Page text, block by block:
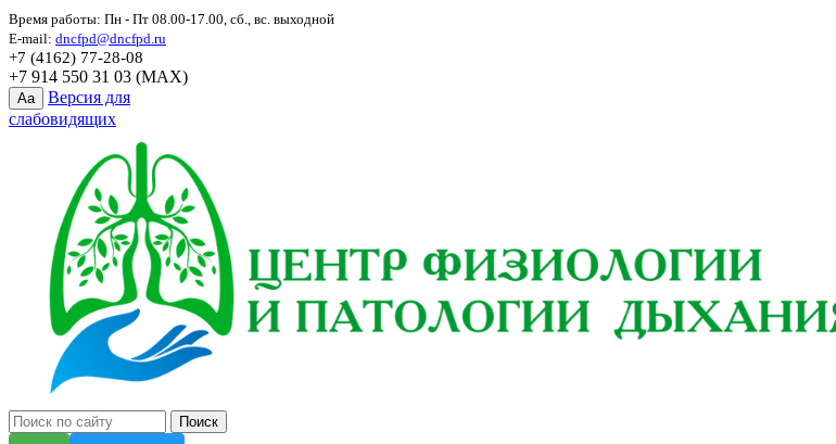
Время работы: Пн - Пт 08.00-17.00, сб., вс. выходной
E-mail: dncfpd@dncfpd.ru
+7 (4162) 77-28-08
+7 914 550 31 03 (MAX)
Aa
Версия для
слабовидящих